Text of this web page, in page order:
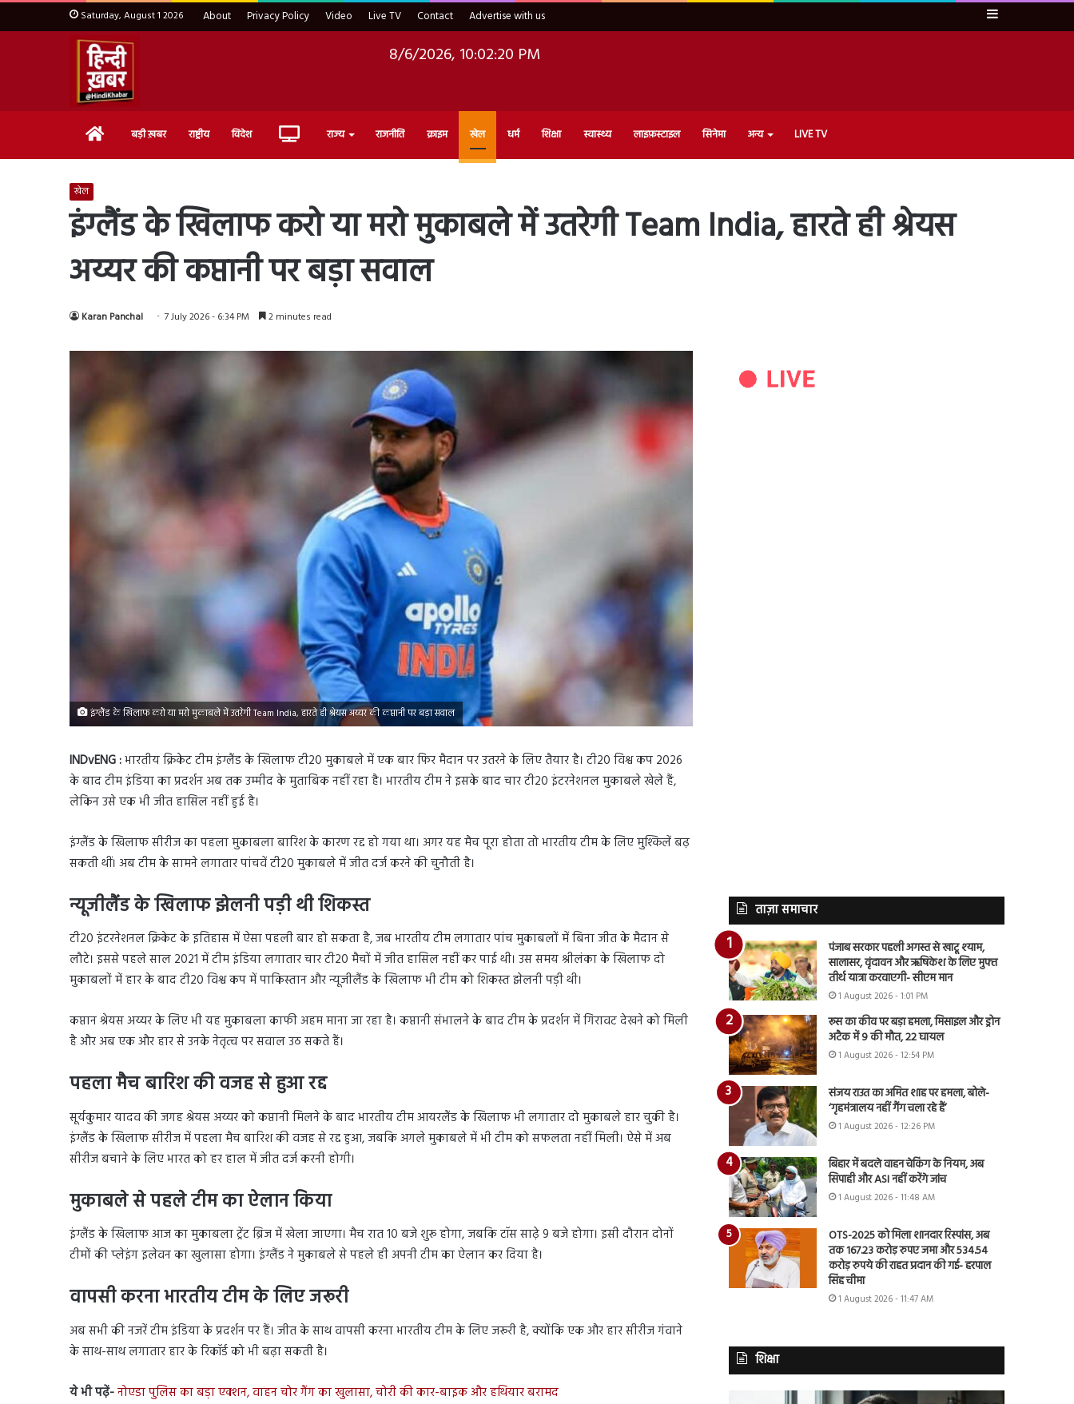
Saturday, August 1 2026 About Privacy Policy Video Live TV Contact Advertise with us Sidebar
8/6/2026, 10:02:21 PM
Home बड़ी ख़बर राष्ट्रीय विदेश Live राज्य राजनीति क्राइम खेल धर्म शिक्षा स्वास्थ्य लाइफ़स्टाइल सिनेमा अन्य LIVE TV
खेल
इंग्लैंड के खिलाफ करो या मरो मुकाबले में उतरेगी Team India, हारते ही श्रेयस
अय्यर की कप्तानी पर बड़ा सवाल
Karan Panchal 7 July 2026 - 6:34 PM 2 minutes read
इंग्लैंड के खिलाफ करो या मरो मुकाबले में उतरेगी Team India, हारते ही श्रेयस अय्यर की कप्तानी पर बड़ा सवाल
INDvENG :भारतीय क्रिकेट टीम इंग्लैंड के खिलाफ टी20 मुकाबले में एक बार फिर मैदान पर उतरने के लिए तैयार है। टी20 विश्व कप 2026
के बाद टीम इंडिया का प्रदर्शन अब तक उम्मीद के मुताबिक नहीं रहा है। भारतीय टीम ने इसके बाद चार टी20 इंटरनेशनल मुकाबले खेले हैं,
लेकिन उसे एक भी जीत हासिल नहीं हुई है।
इंग्लैंड के खिलाफ सीरीज का पहला मुकाबला बारिश के कारण रद्द हो गया था। अगर यह मैच पूरा होता तो भारतीय टीम के लिए मुश्किलें बढ़
सकती थीं। अब टीम के सामने लगातार पांचवें टी20 मुकाबले में जीत दर्ज करने की चुनौती है।
न्यूजीलैंड के खिलाफ झेलनी पड़ी थी शिकस्त
टी20 इंटरनेशनल क्रिकेट के इतिहास में ऐसा पहली बार हो सकता है, जब भारतीय टीम लगातार पांच मुकाबलों में बिना जीत के मैदान से
लौटे। इससे पहले साल 2021 में टीम इंडिया लगातार चार टी20 मैचों में जीत हासिल नहीं कर पाई थी। उस समय श्रीलंका के खिलाफ दो
मुकाबलों में हार के बाद टी20 विश्व कप में पाकिस्तान और न्यूजीलैंड के खिलाफ भी टीम को शिकस्त झेलनी पड़ी थी।
कप्तान श्रेयस अय्यर के लिए भी यह मुकाबला काफी अहम माना जा रहा है। कप्तानी संभालने के बाद टीम के प्रदर्शन में गिरावट देखने को मिली
है और अब एक और हार से उनके नेतृत्व पर सवाल उठ सकते हैं।
पहला मैच बारिश की वजह से हुआ रद्द
सूर्यकुमार यादव की जगह श्रेयस अय्यर को कप्तानी मिलने के बाद भारतीय टीम आयरलैंड के खिलाफ भी लगातार दो मुकाबले हार चुकी है।
इंग्लैंड के खिलाफ सीरीज में पहला मैच बारिश की वजह से रद्द हुआ, जबकि अगले मुकाबले में भी टीम को सफलता नहीं मिली। ऐसे में अब
सीरीज बचाने के लिए भारत को हर हाल में जीत दर्ज करनी होगी।
मुकाबले से पहले टीम का ऐलान किया
इंग्लैंड के खिलाफ आज का मुकाबला ट्रेंट ब्रिज में खेला जाएगा। मैच रात 10 बजे शुरू होगा, जबकि टॉस साढ़े 9 बजे होगा। इसी दौरान दोनों
टीमों की प्लेइंग इलेवन का खुलासा होगा। इंग्लैंड ने मुकाबले से पहले ही अपनी टीम का ऐलान कर दिया है।
वापसी करना भारतीय टीम के लिए जरूरी
अब सभी की नजरें टीम इंडिया के प्रदर्शन पर हैं। जीत के साथ वापसी करना भारतीय टीम के लिए जरूरी है, क्योंकि एक और हार सीरीज गंवाने
के साथ-साथ लगातार हार के रिकॉर्ड को भी बढ़ा सकती है।
ये भी पढ़ें-नोएडा पुलिस का बड़ा एक्शन, वाहन चोर गैंग का खुलासा, चोरी की कार-बाइक और हथियार बरामद
ताज़ा समाचार
पंजाब सरकार पहली अगस्त से खाटू श्याम,
सालासर, वृंदावन और ऋषिकेश के लिए मुफ्त
तीर्थ यात्रा करवाएगी- सीएम मान
1 August 2026 - 1:01 PM
रूस का कीव पर बड़ा हमला, मिसाइल और ड्रोन
अटैक में 9 की मौत, 22 घायल
1 August 2026 - 12:54 PM
संजय राउत का अमित शाह पर हमला, बोले-
‘गृहमंत्रालय नहीं गैंग चला रहे हैं’
1 August 2026 - 12:26 PM
बिहार में बदले वाहन चेकिंग के नियम, अब
सिपाही और ASI नहीं करेंगे जांच
1 August 2026 - 11:48 AM
OTS-2025 को मिला शानदार रिस्पांस, अब
तक 167.23 करोड़ रुपए जमा और 534.54
करोड़ रुपये की राहत प्रदान की गई- हरपाल
सिंह चीमा
1 August 2026 - 11:47 AM
शिक्षा